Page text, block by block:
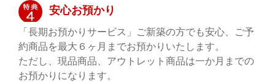
安心お預かり
「長期お預かりサービス」ご新築の方でも安心、ご予
約商品を最大６ヶ月までお預かりいたします。
ただし、現品商品、アウトレット商品は一か月までの
お預かりになります。